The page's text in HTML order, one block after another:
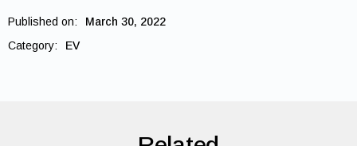
Published on:
March 30, 2022
Category:
EV